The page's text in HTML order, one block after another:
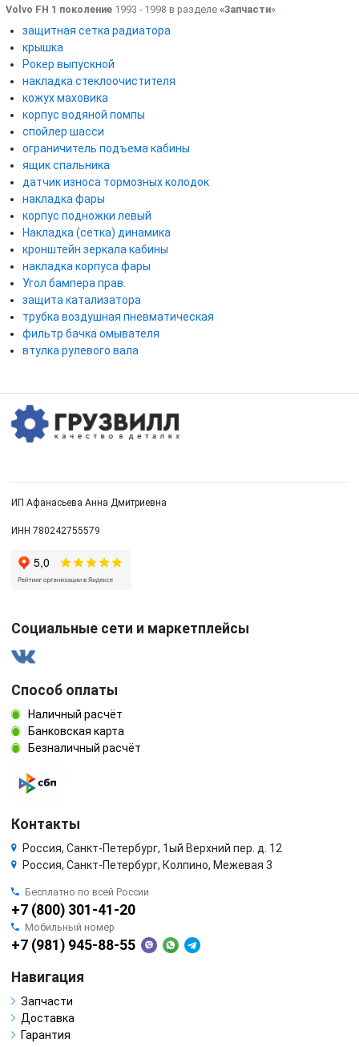
Volvo FH 1 поколение 1993 - 1998 в разделе «Запчасти»
защитная сетка радиатора
крышка
Рокер выпускной
накладка стеклоочистителя
кожух маховика
корпус водяной помпы
спойлер шасси
ограничитель подъема кабины
ящик спальника
датчик износа тормозных колодок
накладка фары
корпус подножки левый
Накладка (сетка) динамика
кронштейн зеркала кабины
накладка корпуса фары
Угол бампера прав.
защита катализатора
трубка воздушная пневматическая
фильтр бачка омывателя
втулка рулевого вала
ИП Афанасьева Анна Дмитриевна
ИНН 780242755579
Социальные сети и маркетплейсы
Способ оплаты
Наличный расчёт
Банковская карта
Безналичный расчёт
Контакты
Россия, Санкт-Петербург, 1ый Верхний пер. д. 12
Россия, Санкт-Петербург, Колпино, Межевая 3
Бесплатно по всей России
+7 (800) 301-41-20
Мобильный номер
+7 (981) 945-88-55
Навигация
Запчасти
Доставка
Гарантия